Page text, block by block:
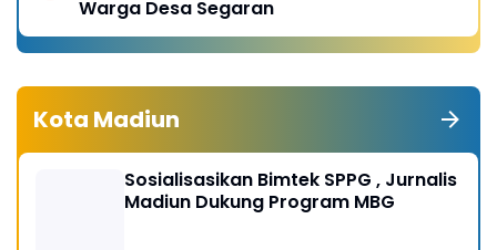
Warga Desa Segaran
Kota Madiun
Sosialisasikan Bimtek SPPG , Jurnalis
Madiun Dukung Program MBG